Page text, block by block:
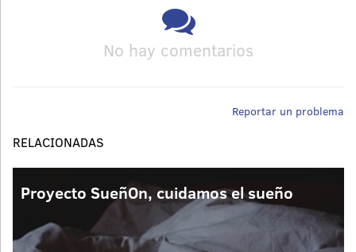
No hay comentarios
Reportar un problema
RELACIONADAS
Proyecto SueñOn, cuidamos el sueño